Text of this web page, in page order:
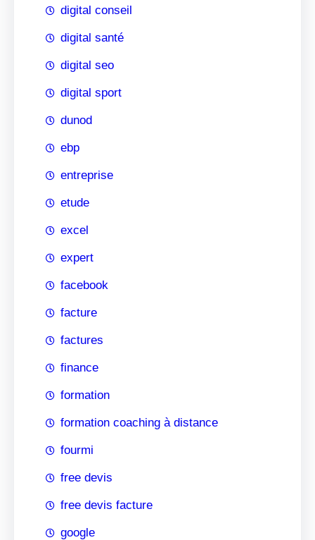
digital conseil
digital santé
digital seo
digital sport
dunod
ebp
entreprise
etude
excel
expert
facebook
facture
factures
finance
formation
formation coaching à distance
fourmi
free devis
free devis facture
google